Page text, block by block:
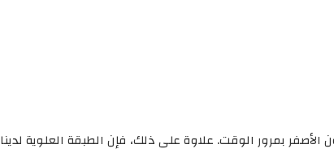
بمرور الوقت. علاوة على ذلك، فإن الطبقة العلوية لدينا